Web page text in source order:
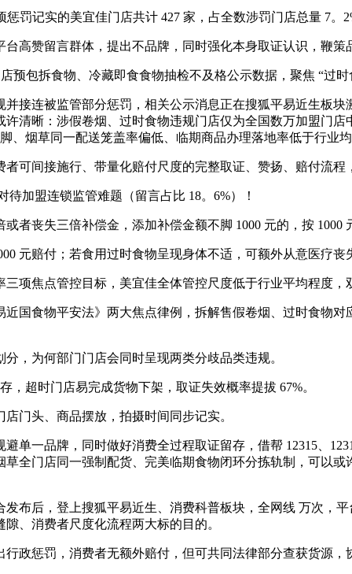
记实的美宜佳门店共计 427 家，占全数涉罚门店总量 7。
赞留言群体，提出不品牌，同时强化本身取证认识，鞭策
包拆食物、冷藏即食食物抽检不及格公示数据，聚焦 “过时
连被监管部分惩罚，相关公示消息正在搜狐平易近生板块
清晰：涉假卷烟、过时食物违规门店仅为全国数万加盟门
烟草同一配送笼盖率偏低、临期商品办理落地率低于行业
间接施行、带量化赔付尺度的完整取证、赞扬、赔付流程
盟连锁监管难题（留言占比 18。6%）！
丧失三倍补偿金，添加补偿金额不脚 1000 元的，按 1000
赔付；若食用过时食物呈现身体不适，可额外从意医疗丧
焦点管控目标，美宜佳全体管控尺度低于行业平均程度，
食物平安法》两大焦点律例，拆解售假卷烟、过时食物对
为何部门门店会同时呈现两类分歧品类违规。
超时门店易完成货物下架，取证失效概率提拔 67%。
头、商品摆放，拍摄时间同步记实。
一品牌，同时做好消费全过程取证留存，借帮 12315、
全门店同一强制配货、完美临期食物闭环分拣轨制，可以
后，登上搜狐平易近生、消费科普板块，全网线 万次，平
、消费者尺度化流程两大标的目的。
惩罚，消费者无额外赔付，但可共同法律部分查获货源，